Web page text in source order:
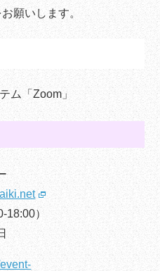
願いします。
ム「Zoom」
）